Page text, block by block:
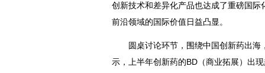
创新技术和差异化产品也达成了重磅国
前沿领域的国际价值日益凸显。
圆桌讨论环节，围绕中国创新药出海
示，上半年创新药的BD（商业拓展）出